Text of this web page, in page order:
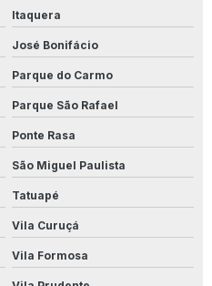
Branca Encardida
Manchada
Pós Obra
Banheiro
Itaquera
José Bonifácio
Parque do Carmo
Parque São Rafael
Ponte Rasa
São Miguel Paulista
Tatuapé
Vila Curuçá
Vila Formosa